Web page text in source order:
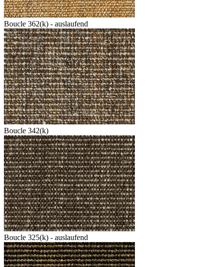
Boucle 362(k) - auslaufend
Boucle 342(k)
Boucle 325(k) - auslaufend